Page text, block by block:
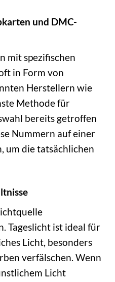
und DMC-
mit spezifischen
in Form von
Herstellern wie
Methode für
bereits getroffen
Nummern auf einer
um die tatsächlichen
Tageslicht ist ideal für
Licht, besonders
verfälschen. Wenn
Licht